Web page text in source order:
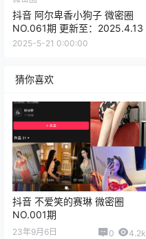
抖音 阿尔卑香小狗子 微密圈
NO.061期 更新至：2025.4.13
2025-5-21 0:00:00
猜你喜欢
抖音 不爱笑的赛琳 微密圈
NO.001期
23年9月6日 0 4.2k